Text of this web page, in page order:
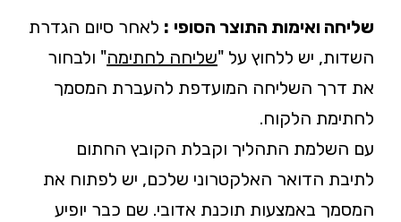
שליחה ואימות התוצר הסופי : לאחר סיום הגדרת
השדות, יש ללחוץ על "שליחה לחתימה" ולבחור
את דרך השליחה המועדפת להעברת המסמך
לחתימת הלקוח.
עם השלמת התהליך וקבלת הקובץ החתום
לתיבת הדואר האלקטרוני שלכם, יש לפתוח את
המסמך באמצעות תוכנת אדובי. שם כבר יופיע